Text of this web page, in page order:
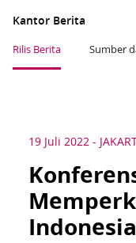
Kantor Berita
Rilis Berita Sumber
19 Juli 2022 -
Indonesia